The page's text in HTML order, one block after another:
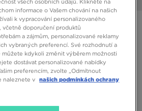
ALL STAR LIFT
všech osobních údajů. Klikněte na
informace o Vašem chování na našich
k vypracování personalizovaného
včetně doporučení produktů
a zájmům, personalizované reklamy
vybraných preferencí. Své rozhodnutí a
můžete kdykoli změnit výběrem možnosti
dostávat personalizované nabídky
preferencím, zvolte „Odmítnout
naleznete v našich podmínkách ochrany